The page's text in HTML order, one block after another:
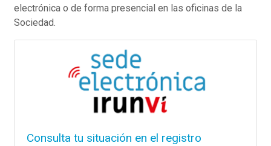
electrónica o de forma presencial en las oficinas de la
Sociedad.
Consulta tu situación en el registro